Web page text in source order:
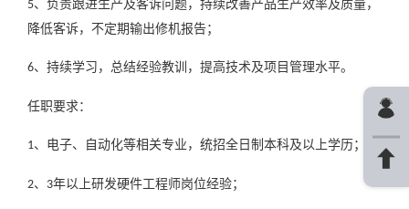
5、负责跟进生产及客诉问题，持续改善产品生产效率及质量，
降低客诉，不定期输出修机报告；
6、持续学习，总结经验教训，提高技术及项目管理水平。
任职要求：
1、电子、自动化等相关专业，统招全日制本科及以上学历；
2、 3年以上研发硬件工程师岗位经验；